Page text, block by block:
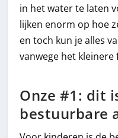
in het water te laten
lijken enorm op hoe
en toch kun je alles
vanwege het kleinere
Onze #1: dit
bestuurbare